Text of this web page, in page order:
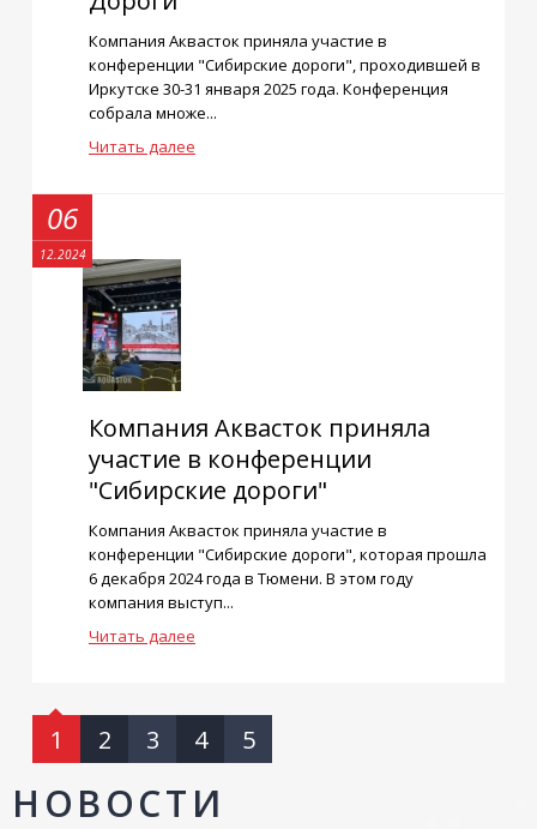
Компания Аквасток приняла участие в
конференции "Сибирские дороги", проходившей в
Иркутске 30-31 января 2025 года. Конференция
собрала множе...
Читать далее
Компания Аквасток приняла
участие в конференции
"Сибирские дороги"
Компания Аквасток приняла участие в
конференции "Сибирские дороги", которая прошла
6 декабря 2024 года в Тюмени. В этом году
компания выступ...
Читать далее
06
12.2024
1 2 3 4 5
НОВОСТИ